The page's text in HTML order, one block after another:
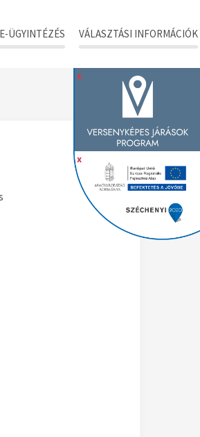
E-ÜGYINTÉZÉS VÁLASZTÁSI INFORMÁCIÓK
x
x